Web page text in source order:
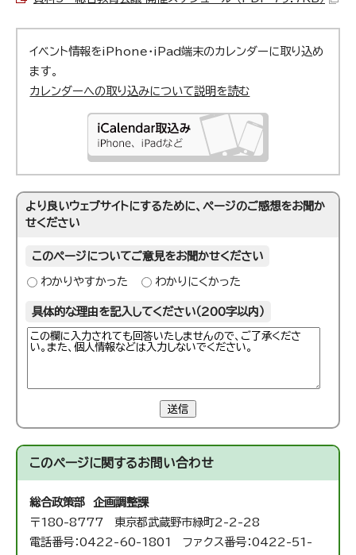
イベント情報をiPhone・iPad端末のカレンダーに取り込め
ます。
カレンダーへの取り込みについて説明を読む
より良いウェブサイトにするために、ページのご感想をお聞か
せください
このページについてご意見をお聞かせください
わかりやすかった わかりにくかった
具体的な理由を記入してください（200字以内）
送信
このページに関するお問い合わせ
総合政策部 企画調整課
〒180-8777 東京都武蔵野市緑町2-2-28
電話番号：0422-60-1801 ファクス番号：0422-51-